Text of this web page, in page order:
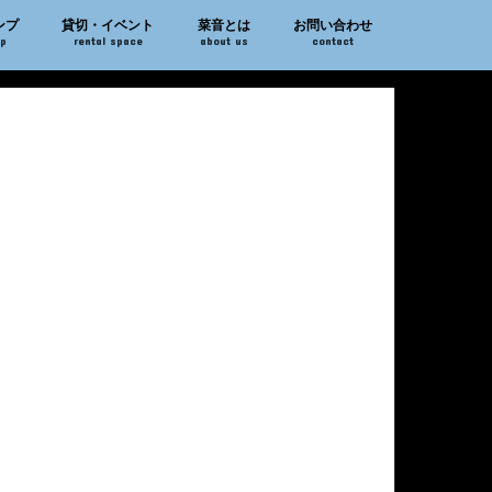
プ 貸切・イベント
rental space
菜音とは
about us
お問い合わせ
contact